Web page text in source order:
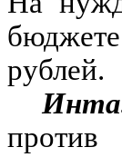
рублей.